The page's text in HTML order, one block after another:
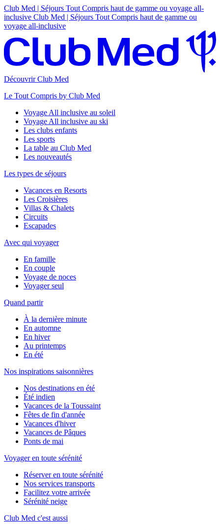
Club Med | Séjours Tout Compris haut de gamme ou voyage all-
inclusive Club Med | Séjours Tout Compris haut de gamme ou
voyage all-inclusive
Découvrir Club Med
Le Tout Compris by Club Med
Voyage All inclusive au soleil
Voyage All inclusive au ski
Les clubs enfants
Les sports
La table au Club Med
Les nouveautés
Les types de séjours
Vacances en Resorts
Les Croisières
Villas & Chalets
Circuits
Escapades
Avec qui voyager
En famille
En couple
Voyage de noces
Voyager seul
Quand partir
À la dernière minute
En automne
En hiver
Au printemps
En été
Nos inspirations saisonnières
Nos destinations en été
Été indien
Vacances de la Toussaint
Fêtes de fin d'année
Vacances d'hiver
Vacances de Pâques
Ponts de mai
Voyager en toute sérénité
Réserver en toute sérénité
Nos services transports
Facilitez votre arrivée
Sérénité neige
Club Med c'est aussi